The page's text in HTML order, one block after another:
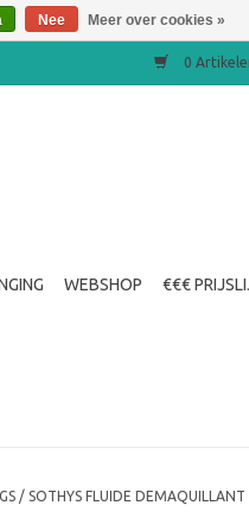
0
WEBSHOP €€€
/ SOTHYS FLUIDE DEMAQUILLANT
Nee Meer over cookies »